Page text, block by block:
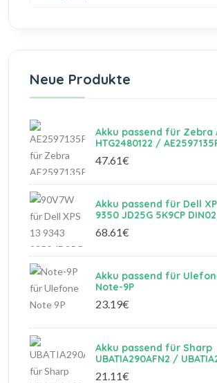
Neue Produkte
Akku passend für Zebra
HTG2480122 /
47.61€
Akku passend für Dell
9350 JD25G 5K9CP
68.61€
Akku passend für
Note-9P
23.19€
Akku passend für Sharp
UBATIA290AFN2 /
21.11€